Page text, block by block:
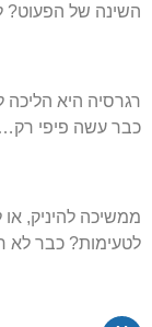
השינה של
רגרסיה היא
כבר עשה פיפי רק…
ממשיכה להיניק,
לטעימות? כבר לא